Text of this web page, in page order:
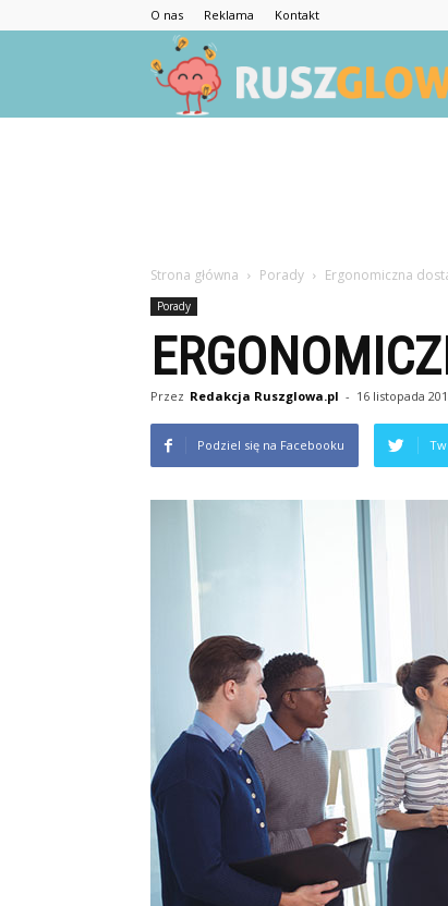
O nas Reklama Kontakt
Strona główna Porady Ergonomiczna
Porady
Przez Redakcja Ruszglowa.pl - 16 listopada
Podziel się na Facebooku